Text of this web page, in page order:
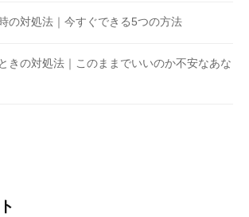
の対処法｜今すぐできる5つの方法
きの対処法｜このままでいいのか不安なあな